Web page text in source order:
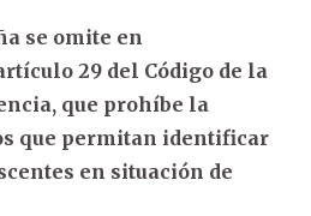
se omite en
29 del Código de la
que prohíbe la
que permitan identificar
en situación de